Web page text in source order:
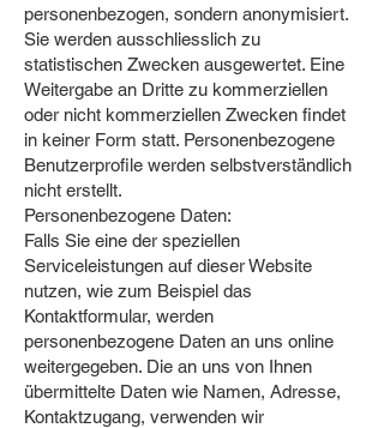
personenbezogen, sondern anonymisiert.
Sie werden ausschliesslich zu
statistischen Zwecken ausgewertet. Eine
Weitergabe an Dritte zu kommerziellen
oder nicht kommerziellen Zwecken findet
in keiner Form statt. Personenbezogene
Benutzerprofile werden selbstverständlich
nicht erstellt.
Personenbezogene Daten:
Falls Sie eine der speziellen
Serviceleistungen auf dieser Website
nutzen, wie zum Beispiel das
Kontaktformular, werden
personenbezogene Daten an uns online
weitergegeben. Die an uns von Ihnen
übermittelte Daten wie Namen, Adresse,
Kontaktzugang, verwenden wir